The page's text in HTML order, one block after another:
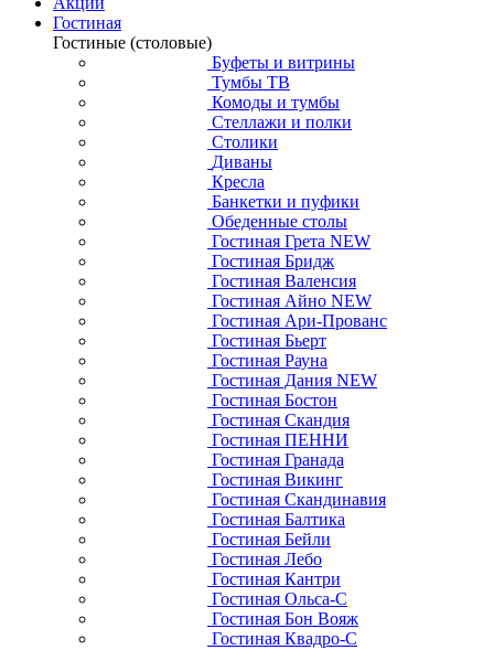
Гостиная
Гостиные (столовые)
Буфеты и витрины
Тумбы ТВ
Комоды и тумбы
Стеллажи и полки
Столики
Диваны
Кресла
Банкетки и пуфики
Обеденные столы
Гостиная Грета NEW
Гостиная Бридж
Гостиная Валенсия
Гостиная Айно NEW
Гостиная Ари-Прованс
Гостиная Бьерт
Гостиная Рауна
Гостиная Дания NEW
Гостиная Бостон
Гостиная Скандия
Гостиная ПЕННИ
Гостиная Гранада
Гостиная Викинг
Гостиная Скандинавия
Гостиная Балтика
Гостиная Бейли
Гостиная Лебо
Гостиная Кантри
Гостиная Ольса-С
Гостиная Бон Вояж
Гостиная Квадро-С